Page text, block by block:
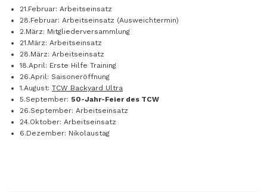
21.Februar: Arbeitseinsatz
28.Februar: Arbeitseinsatz (Ausweichtermin)
2.März: Mitgliederversammlung
21.März: Arbeitseinsatz
28.März: Arbeitseinsatz
18.April: Erste Hilfe Training
26.April: Saisoneröffnung
1.August: TCW Backyard Ultra
5.September: 50-Jahr-Feier des TCW
26.September: Arbeitseinsatz
24.Oktober: Arbeitseinsatz
6.Dezember: Nikolaustag